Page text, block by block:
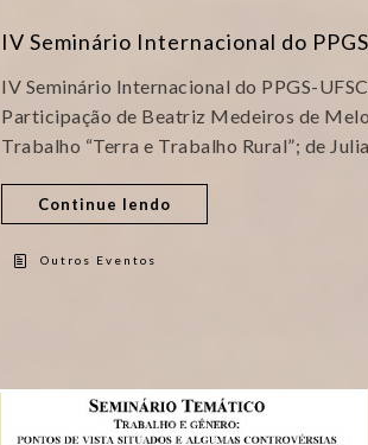
IV Seminário Internacional do
IV Seminário Internacional do PPGS-
Participação de Beatriz Medeiros de
Trabalho “Terra e Trabalho Rural”; de
Continue lendo
Outros Eventos